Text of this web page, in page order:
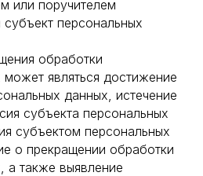
или поручителем
персональных
обработки
являться достижение
данных, истечение
субъекта персональных
субъектом персональных
о прекращении обработки
а также выявление